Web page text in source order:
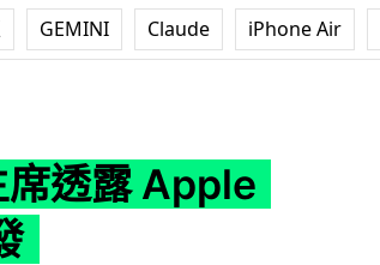
GEMINI Claude iPhone Air
席透露 Apple